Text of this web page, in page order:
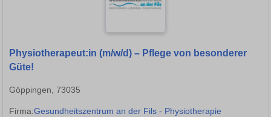
Physiotherapeut:in (m/w/d) – Pflege von besonderer
Güte!
Göppingen, 73035
Firma:Gesundheitszentrum an der Fils - Physiotherapie